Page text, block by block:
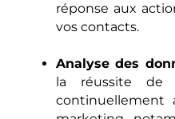
réponse aux
vos contacts.
Analyse des
la réussite de
continuellement